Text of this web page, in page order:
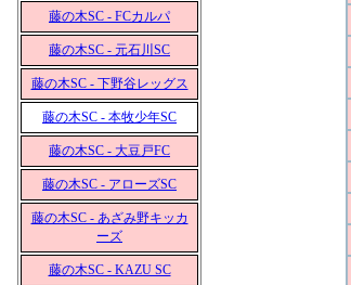
藤の木SC - FCカルパ
藤の木SC - 元石川SC
藤の木SC - 下野谷レッグス
藤の木SC - 本牧少年SC
藤の木SC - 大豆戸FC
藤の木SC - アローズSC
藤の木SC - あざみ野キッカ
ーズ
藤の木SC - KAZU SC